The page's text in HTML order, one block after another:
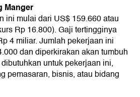
Manger
ini mulai dari US$ 159.660 atau
Rp 16.800). Gaji tertingginya
4 miliar. Jumlah pekerjaan ini
dan diperkirakan akan tumbuh
untuk pekerjaan ini,
pemasaran, bisnis, atau bidang